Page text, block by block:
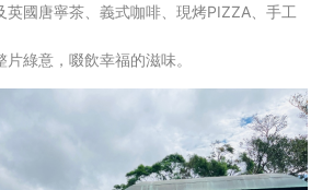
英國唐寧茶、義式咖啡、現烤PIZZA、手工
綠意，啜飲幸福的滋味。